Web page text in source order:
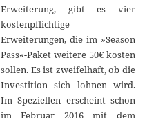
Erweiterung, gibt es vier
kostenpflichtige
Erweiterungen, die im »Season
Pass«-Paket weitere 50€ kosten
sollen. Es ist zweifelhaft, ob die
Investition sich lohnen wird.
Im Speziellen erscheint schon
im Februar 2016 mit dem